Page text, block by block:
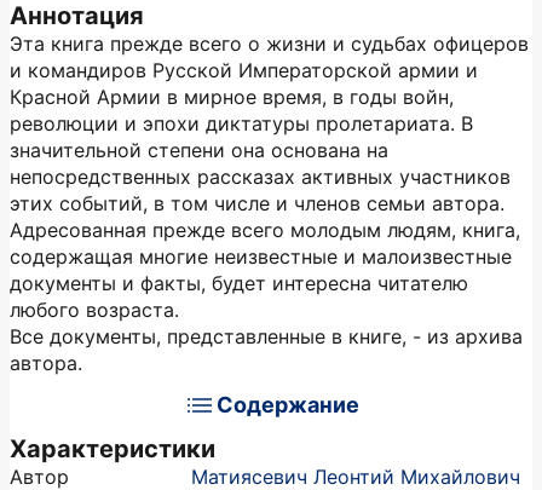
Аннотация
Эта книга прежде всего о жизни и судьбах офицеров
и командиров Русской Императорской армии и
Красной Армии в мирное время, в годы войн,
революции и эпохи диктатуры пролетариата. В
значительной степени она основана на
непосредственных рассказах активных участников
этих событий, в том числе и членов семьи автора.
Адресованная прежде всего молодым людям, книга,
содержащая многие неизвестные и малоизвестные
документы и факты, будет интересна читателю
любого возраста.
Все документы, представленные в книге, - из архива
автора.
Содержание
Характеристики
Автор
Матиясевич Леонтий Михайлович